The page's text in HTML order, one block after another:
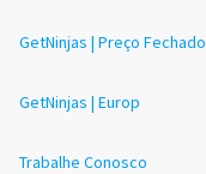
GetNinjas | Preço Fechado
GetNinjas | Europ
Trabalhe Conosco